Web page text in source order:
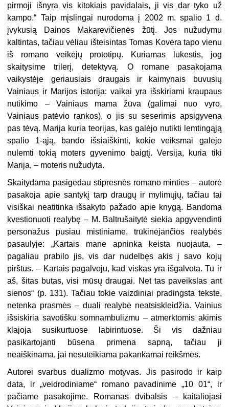
pirmoji išnyra vis kitokiais pavidalais, ji vis dar tyko už
kampo.“ Taip mįslingai nurodoma į 2002 m. spalio 1 d.
įvykusią Dainos Makarevičienės žūtį. Jos nužudymu
kaltintas, tačiau vėliau išteisintas Tomas Kovėra tapo vienu
iš romano veikėjų prototipų. Kuriamas lūkestis, jog
skaitysime trilerį, detektyvą. O romane pasakojama
vaikystėje geriausiais draugais ir kaimynais buvusių
Vainiaus ir Marijos istorija: vaikai yra išskiriami kraupaus
nutikimo – Vainiaus mama žūva (galimai nuo vyro,
Vainiaus patėvio rankos), o jis su seserimis apsigyvena
pas tėvą. Marija kuria teorijas, kas galėjo nutikti lemtingąją
spalio 1-ąją, bando išsiaiškinti, kokie veiksmai galėjo
nulemti tokią moters gyvenimo baigtį. Versija, kuria tiki
Marija, – moteris nužudyta.
Skaitydama pasigedau stipresnės romano minties – autorė
pasakoja apie santykį tarp draugų ir mylimųjų, tačiau tai
visiškai neatitinka išsakyto pažado apie knygą. Bandoma
kvestionuoti realybę – M. Baltrušaitytė siekia apgyvendinti
personažus pusiau mistiniame, trūkinėjančios realybės
pasaulyje: „Kartais mane apninka keista nuojauta, –
pagaliau prabilo jis, vis dar nudelbęs akis į savo kojų
pirštus. – Kartais pagalvoju, kad viskas yra išgalvota. Tu ir
aš, šitas butas, visi mūsų draugai. Net tas paveikslas ant
sienos“ (p. 131). Tačiau tokie vaizdiniai pradingsta tekste,
netenka prasmės – duali realybė neatsiskleidžia. Vainius
išsiskiria savotišku somnambulizmu – atmerktomis akimis
klajoja susikurtuose labirintuose. Ši vis dažniau
pasikartojanti būsena primena sapną, tačiau ji
neaiškinama, jai nesuteikiama pakankamai reikšmės.
Autorei svarbus dualizmo motyvas. Jis pasirodo ir kaip
data, ir „veidrodiniame“ romano pavadinime „10 01“, ir
pačiame pasakojime. Romanas dvibalsis – kaitaliojasi